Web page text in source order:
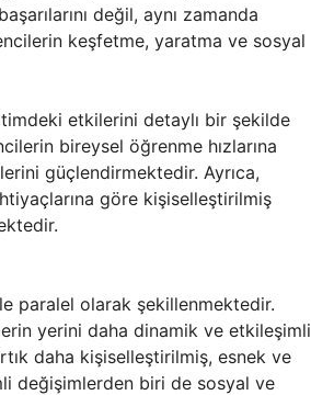
değil, aynı zamanda
keşfetme, yaratma ve sosyal
etkilerini detaylı bir şekilde
bireysel öğrenme hızlarına
güçlendirmektedir. Ayrıca,
göre kişiselleştirilmiş
paralel olarak şekillenmektedir.
yerini daha dinamik ve etkileşimli
daha kişiselleştirilmiş, esnek ve
değişimlerden biri de sosyal ve